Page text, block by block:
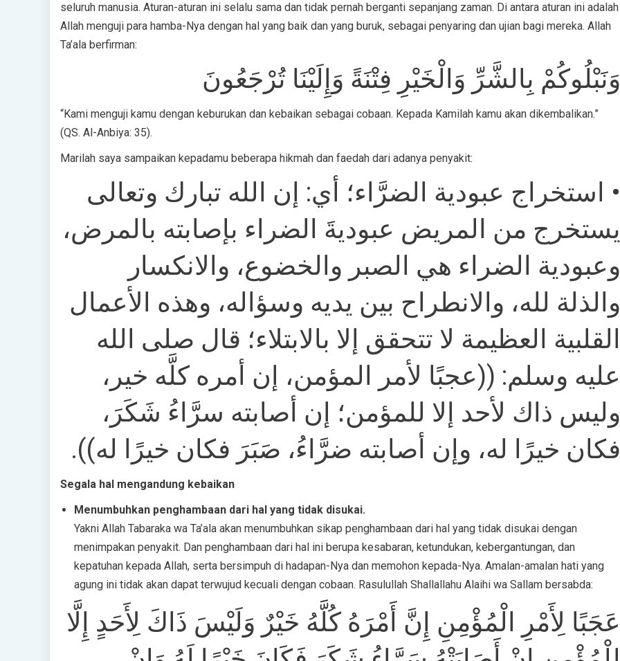
seluruh manusia. Aturan-aturan ini selalu sama dan tidak pernah berganti sepanjang zaman. Di antara aturan ini adalah
Allah menguji para hamba-Nya dengan hal yang baik dan yang buruk, sebagai penyaring dan ujian bagi mereka. Allah
Ta’ala berfirman:
وَنَبْلُوكُمْ بِالشَّرِّ وَالْخَيْرِ فِتْنَةً وَإِلَيْنَا تُرْجَعُونَ
“Kami menguji kamu dengan keburukan dan kebaikan sebagai cobaan. Kepada Kamilah kamu akan dikembalikan.”
(QS. Al-Anbiya: 35).
Marilah saya sampaikan kepadamu beberapa hikmah dan faedah dari adanya penyakit:
• استخراج عبودية الضرَّاء؛ أي: إن الله تبارك وتعالى
يستخرج من المريض عبوديةَ الضراء بإصابته بالمرض،
وعبودية الضراء هي الصبر والخضوع، والانكسار
والذلة لله، والانطراح بين يديه وسؤاله، وهذه الأعمال
القلبية العظيمة لا تتحقق إلا بالابتلاء؛ قال صلى الله
عليه وسلم: ((عجبًا لأمر المؤمن، إن أمره كلَّه خير،
وليس ذاك لأحد إلا للمؤمن؛ إن أصابته سرَّاءُ شَكَرَ،
فكان خيرًا له، وإن أصابته ضرَّاءُ، صَبَرَ فكان خيرًا له)).
Segala hal mengandung kebaikan
Menumbuhkan penghambaan dari hal yang tidak disukai.
Yakni Allah Tabaraka wa Ta’ala akan menumbuhkan sikap penghambaan dari hal yang tidak disukai dengan
menimpakan penyakit. Dan penghambaan dari hal ini berupa kesabaran, ketundukan, kebergantungan, dan
kepatuhan kepada Allah, serta bersimpuh di hadapan-Nya dan memohon kepada-Nya. Amalan-amalan hati yang
agung ini tidak akan dapat terwujud kecuali dengan cobaan. Rasulullah Shallallahu Alaihi wa Sallam bersabda:
عَجَبًا لِأَمْرِ الْمُؤْمِنِ إِنَّ أَمْرَهُ كُلَّهُ خَيْرٌ وَلَيْسَ ذَاكَ لِأَحَدٍ إِلَّا